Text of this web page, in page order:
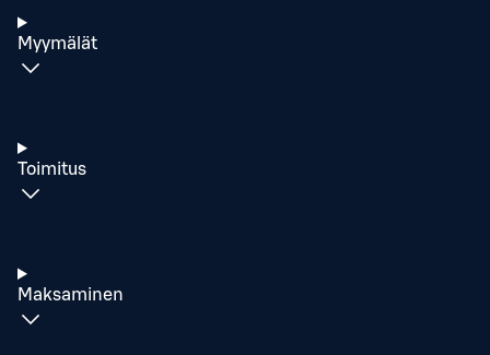
Myymälät
Toimitus
Maksaminen